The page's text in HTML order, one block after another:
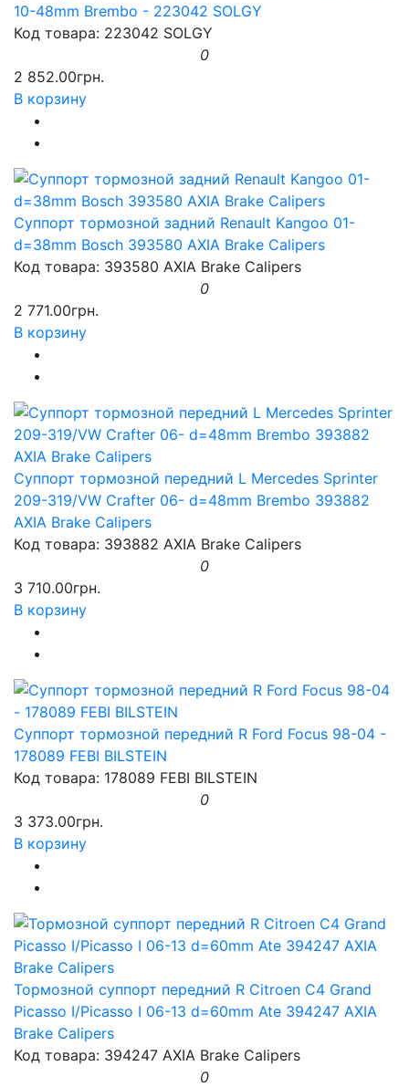
10-48mm Brembo - 223042 SOLGY
Код товара: 223042 SOLGY
0
2 852.00грн.
В корзину
Суппорт тормозной задний Renault Kangoo 01-
d=38mm Bosch 393580 AXIA Brake Calipers
Код товара: 393580 AXIA Brake Calipers
0
2 771.00грн.
В корзину
Суппорт тормозной передний L Mercedes Sprinter
209-319/VW Crafter 06- d=48mm Brembo 393882
AXIA Brake Calipers
Код товара: 393882 AXIA Brake Calipers
0
3 710.00грн.
В корзину
Суппорт тормозной передний R Ford Focus 98-04 -
178089 FEBI BILSTEIN
Код товара: 178089 FEBI BILSTEIN
0
3 373.00грн.
В корзину
Тормозной суппорт передний R Citroen C4 Grand
Picasso I/Picasso I 06-13 d=60mm Ate 394247 AXIA
Brake Calipers
Код товара: 394247 AXIA Brake Calipers
0